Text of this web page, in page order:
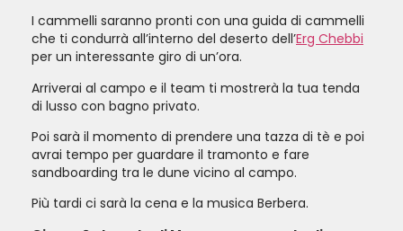
I cammelli saranno pronti con una guida di cammelli
che ti condurrà all’interno del deserto dell’Erg Chebbi
per un interessante giro di un’ora.
Arriverai al campo e il team ti mostrerà la tua tenda
di lusso con bagno privato.
Poi sarà il momento di prendere una tazza di tè e poi
avrai tempo per guardare il tramonto e fare
sandboarding tra le dune vicino al campo.
Più tardi ci sarà la cena e la musica Berbera.